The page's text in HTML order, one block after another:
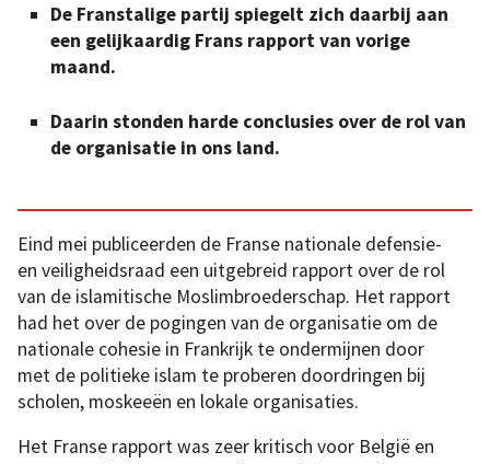
De Franstalige partij spiegelt zich daarbij aan
een gelijkaardig Frans rapport van vorige
maand.
Daarin stonden harde conclusies over de rol van
de organisatie in ons land.
Eind mei publiceerden de Franse nationale defensie-
en veiligheidsraad een uitgebreid rapport over de rol
van de islamitische Moslimbroederschap. Het rapport
had het over de pogingen van de organisatie om de
nationale cohesie in Frankrijk te ondermijnen door
met de politieke islam te proberen doordringen bij
scholen, moskeeën en lokale organisaties.
Het Franse rapport was zeer kritisch voor België en